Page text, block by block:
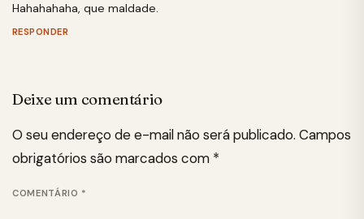
Hahahahaha, que maldade.
RESPONDER
Deixe um comentário
O seu endereço de e-mail não será publicado. Campos
obrigatórios são marcados com *
COMENTÁRIO *